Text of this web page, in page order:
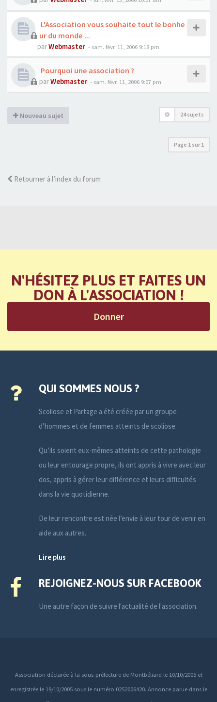
L'Association vous souhaite tout le bonhe
ur du monde ...
parWebmaster - sam. févr. 11, 2006 9:18 pm
Pourquoi une association ?
parWebmaster - sam. févr. 11, 2006 9:07 pm
Nouveau sujet 24 sujets
Page 1 sur1
Retourner à l’index du forum
N'HÉSITEZ PLUS ET FAITES UN
DON À L'ASSOCIATION !
Donner
QUI SOMMES NOUS ?
Scoliose et Partage a été créée par un groupe
d’hommes et de femmes atteints de scoliose.
Qu’ils soient eux-mêmes atteints de cette pathologie
ou leur entourage propre, ils ont appris à vivre avec leur
dos, appris à gérer leur différence et leurs difficultés
dans la vie quotidienne.
De leur rencontre est née l’envie à leur tour de venir en
aide aux autres.
Lire plus
REJOIGNEZ-NOUS SUR FACEBOOK
Une autre façon de suivre l'actualité de l'association.
Association déclarée à la sous-préfecture de Montbéliard le 10/10/2005 et
enregistrée le 19/10/2005 sous le numéro 0252006420. Annonce parue dans le